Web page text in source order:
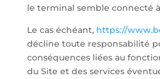
le terminal semble connecté
Le cas échéant, https://
décline toute responsabilité
conséquences liées au
du Site et des services